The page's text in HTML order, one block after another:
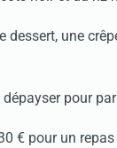
dessert, une
pour
€ pour un